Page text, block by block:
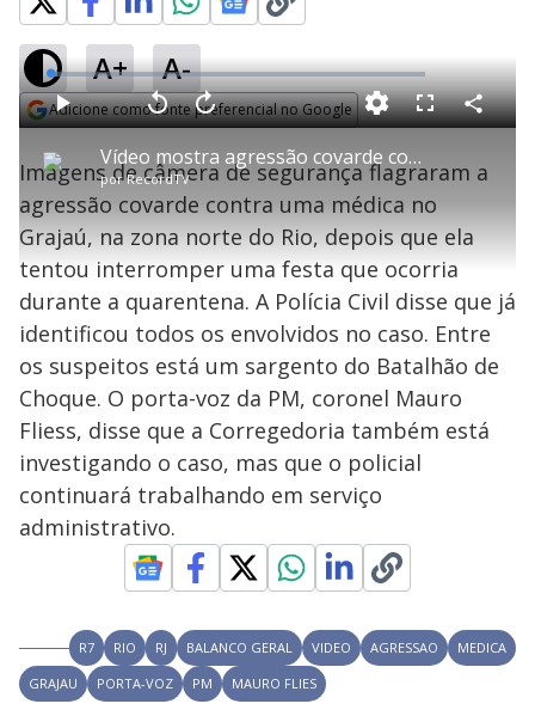
A+ A-
Adicione como fonte preferencial no Google
P
l
a
y
V
i
d
e
Vídeo mostra agressão covarde contra médica no Rio; PM suspeito é identificado
porRecordTV
P V
t
a
r
0
e
g
n
d
s
A
n
ç
a
s
e
u
n
d
o
s
M
u
d
o
L
o
a
d
e
:
2
.
0
1
%
F
s
c
e
n
C
o
Imagens de câmera de segurança flagraram a
agressão covarde contra uma médica no
Grajaú, na zona norte do Rio, depois que ela
tentou interromper uma festa que ocorria
durante a quarentena. A Polícia Civil disse que já
identificou todos os envolvidos no caso. Entre
os suspeitos está um sargento do Batalhão de
Choque. O porta-voz da PM, coronel Mauro
Fliess, disse que a Corregedoria também está
investigando o caso, mas que o policial
continuará trabalhando em serviço
administrativo.
R7 RIO RJ BALANCO GERAL VIDEO AGRESSAO
MEDICA
GRAJAU
PORTA-VOZ PM MAURO FLIES